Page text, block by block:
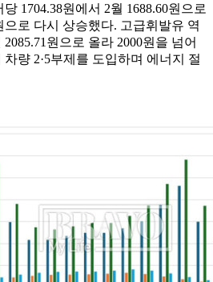
1704.38원에서 2월 1688.60원으로
으로 다시 상승했다. 고급휘발유 역
원으로 올라 2000원을 넘어
량 2·5부제를 도입하며 에너지 절